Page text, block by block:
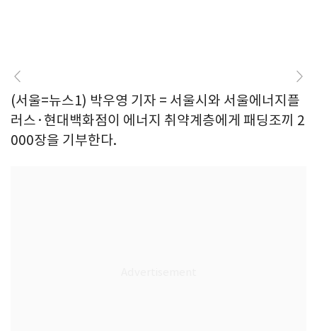
(서울=뉴스1) 박우영 기자 = 서울시와 서울에너지플
러스·현대백화점이 에너지 취약계층에게 패딩조끼 2
000장을 기부한다.